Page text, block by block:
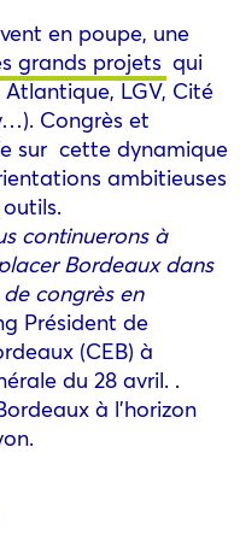
en poupe, une
grands projets qui
LGV, Cité
Congrès et
sur cette dynamique
ambitieuses
continuerons à
Bordeaux dans
congrès en
Président de
(CEB) à
du 28 avril. .
à l’horizon